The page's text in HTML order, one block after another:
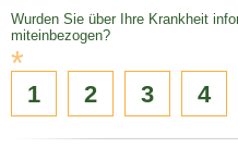
Wurden Sie über Ihre Krankheit
miteinbezogen?
*
1 2 3 4